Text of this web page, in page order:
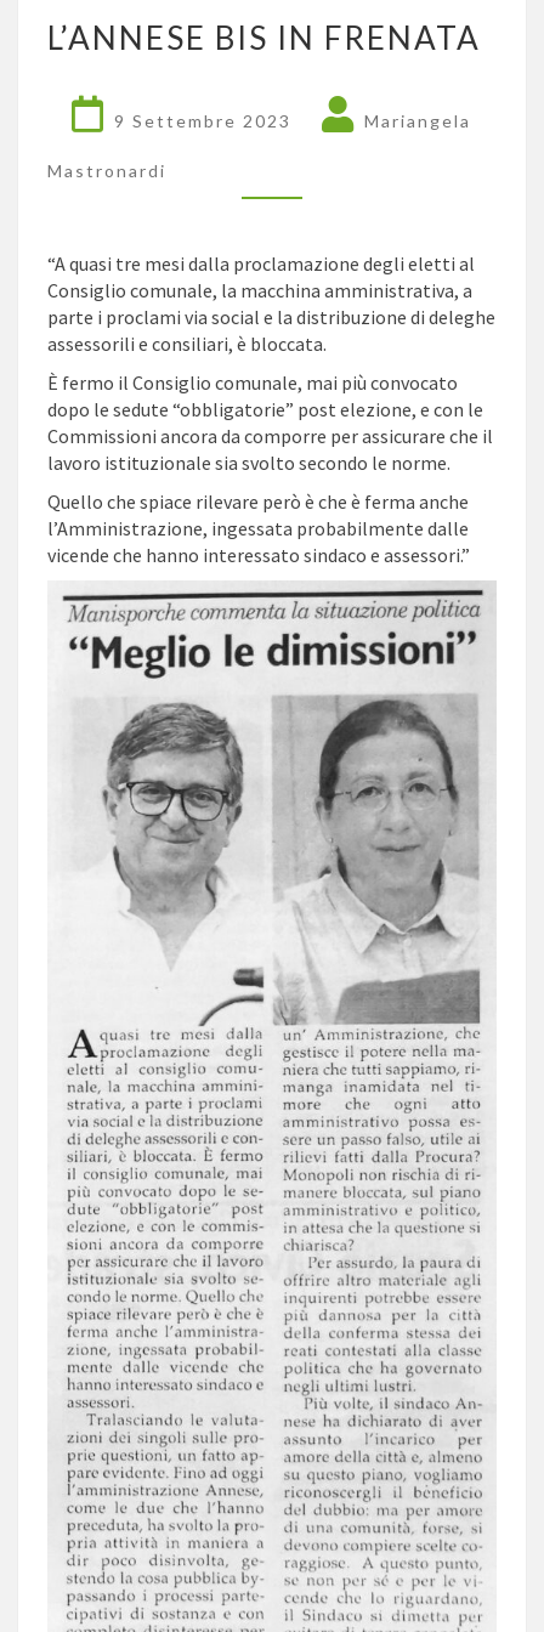
BIS
L’ANNESE BIS IN FRENATA
9 Settembre 2023 Mariangela
Mastronardi
“A quasi tre mesi dalla proclamazione degli eletti al
Consiglio comunale, la macchina amministrativa, a
parte i proclami via social e la distribuzione di deleghe
assessorili e consiliari, è bloccata.
È fermo il Consiglio comunale, mai più convocato
dopo le sedute “obbligatorie” post elezione, e con le
Commissioni ancora da comporre per assicurare che il
lavoro istituzionale sia svolto secondo le norme.
Quello che spiace rilevare però è che è ferma anche
l’Amministrazione, ingessata probabilmente dalle
vicende che hanno interessato sindaco e assessori.”